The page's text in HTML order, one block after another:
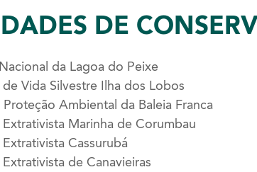
DE
da Lagoa do Peixe
Vida Silvestre Ilha dos Lobos
Ambiental da Baleia Franca
Extrativista Marinha de Corumbau
Extrativista Cassurubá
Extrativista de Canavieiras